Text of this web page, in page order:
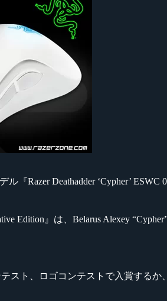
『Razer Deathadder ‘Cypher’ ESWC
Edition』は、Belarus Alexey
スト、ロゴコンテストで入賞するか